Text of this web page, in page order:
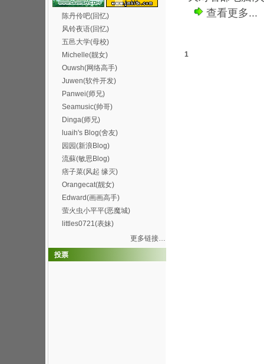
查看更多...
1
陈丹伶吧(回忆)
风铃夜语(回忆)
五邑大学(母校)
Michelle(靓女)
Ouwsh(网络高手)
Juwen(软件开发)
Panwei(师兄)
Seamusic(帅哥)
Dinga(师兄)
luaih's Blog(舍友)
园园(新浪Blog)
流蘇(敏思Blog)
痞子菜(风起 缘灭)
Orangecat(靓女)
Edward(画画高手)
萤火虫小平平(恶魔城)
littles0721(表妹)
更多链接…
投票